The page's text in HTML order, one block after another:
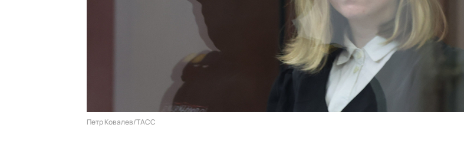
Петр Ковалев/ТАСС